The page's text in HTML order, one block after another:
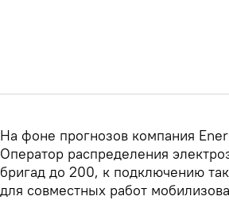
На фоне прогнозов компания
Оператор распределения
бригад до 200, к подключению
для совместных работ